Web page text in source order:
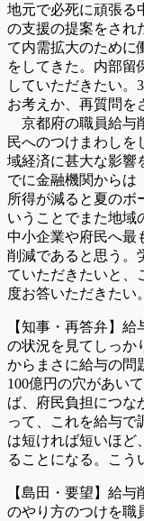
地元で必死に頑張る
の支援の提案をされ
て内需拡大のために
をしてきた。内部留
していただきたい。
お考えか、再質問を
京都府の職員給与
民へのつけまわしを
域経済に甚大な影響
でに金融機関からは
所得が減ると夏のボ
いうことでまた地域
中小企業や府民へ最
削減であると思う。
ていただきたいと、
度お答いただきたい。
【知事・再答弁】
の状況を見てしっか
からまさに給与の問
100億円の穴があい
ば、府民負担につな
って、これを給与で
は短ければ短いほど
ることになる。こう
【島田・要望】給
のやり方のつけを職